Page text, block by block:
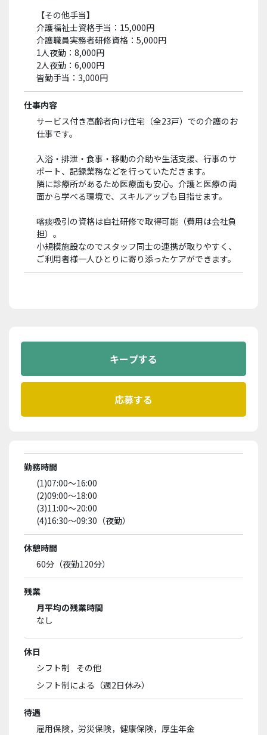
【その他手当】
介護福祉士資格手当：15,000円
介護職員実務者研修資格：5,000円
1人夜勤：8,000円
2人夜勤：6,000円
皆勤手当：3,000円
仕事内容
サービス付き高齢者向け住宅（全23戸）での介護のお
仕事です。
入浴・排泄・食事・移動の介助や生活支援、行事のサ
ポート、記録業務などを行っていただきます。
隣に診療所があるため医療面も安心。介護と医療の両
面から学べる環境で、スキルアップも目指せます。
喀痰吸引の資格は自社研修で取得可能（費用は会社負
担）。
小規模施設なのでスタッフ同士の連携が取りやすく、
ご利用者様一人ひとりに寄り添ったケアができます。
勤務時間
(1)07:00〜16:00
(2)09:00〜18:00
(3)11:00〜20:00
(4)16:30～09:30（夜勤）
休憩時間
60分（夜勤120分）
残業
月平均の残業時間
なし
休日
シフト制
その他
シフト制による（週2日休み）
待遇
雇用保険，労災保険，健康保険，厚生年金